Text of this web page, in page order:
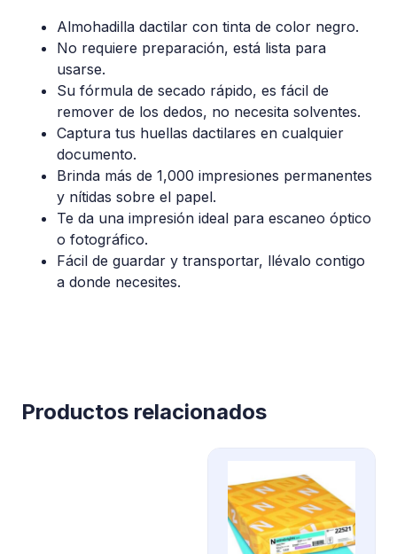
Almohadilla dactilar con tinta de color negro.
No requiere preparación, está lista para
usarse.
Su fórmula de secado rápido, es fácil de
remover de los dedos, no necesita solventes.
Captura tus huellas dactilares en cualquier
documento.
Brinda más de 1,000 impresiones permanentes
y nítidas sobre el papel.
Te da una impresión ideal para escaneo óptico
o fotográfico.
Fácil de guardar y transportar, llévalo contigo
a donde necesites.
Productos relacionados